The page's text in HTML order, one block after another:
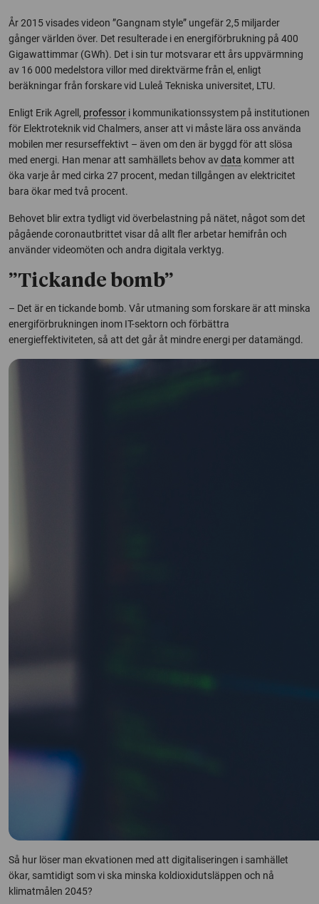
År 2015 visades videon ”Gangnam style” ungefär 2,5 miljarder
gånger världen över. Det resulterade i en energiförbrukning på 400
Gigawattimmar (GWh). Det i sin tur motsvarar ett års uppvärmning
av 16 000 medelstora villor med direktvärme från el, enligt
beräkningar från forskare vid Luleå Tekniska universitet, LTU.
Enligt Erik Agrell, professor i kommunikationssystem på institutionen
för Elektroteknik vid Chalmers, anser att vi måste lära oss använda
mobilen mer resurseffektivt – även om den är byggd för att slösa
med energi. Han menar att samhällets behov avdata kommer att
öka varje år med cirka 27 procent, medan tillgången av elektricitet
bara ökar med två procent.
Behovet blir extra tydligt vid överbelastning på nätet, något som det
pågående coronautbrittet visar då allt fler arbetar hemifrån och
använder videomöten och andra digitala verktyg.
”Tickande bomb”
– Det är en tickande bomb. Vår utmaning som forskare är att minska
energiförbrukningen inom IT-sektorn och förbättra
energieffektiviteten, så att det går åt mindre energi per datamängd.
Så hur löser man ekvationen med att digitaliseringen i samhället
ökar, samtidigt som vi ska minska koldioxidutsläppen och nå
klimatmålen 2045?